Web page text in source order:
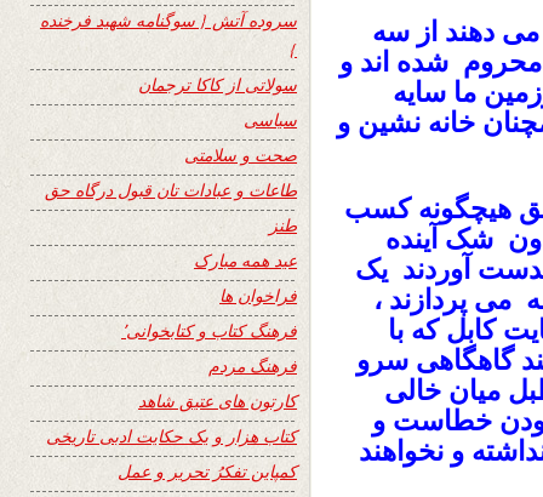
می دهند از سه
شده اند و
ما سایه
خانه نشین و
حق هیچگونه کسب
شک آینده
آوردند یک
می پردازند ،
کابل که با
گاهگاهی سرو
میان خالی
خطاست و
و نخواهند
سروده آتش { سوگنامه شهید فرخنده
}
سولاتی از کاکا ترجمان
سیاسی
صحت و سلامتی
طاعات و عبادات تان قبول درگاه حق
طنز
عید همه مبارک
فراخوان ها
فرهنگ کتاب و کتابخوانی٬
فرهنگ مردم
کارتون های عتیق شاهد
کتاب هزار و یک حکایت ادبی تاریخی
کمپاین تفکرُ تحریر و عمل